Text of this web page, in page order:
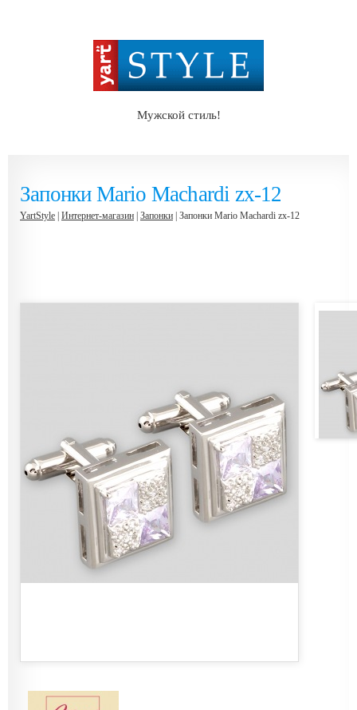
Мужской стиль!
Запонки Mario Machardi zx-12
YartStyle Интернет-магазин Запонки | Запонки Mario Machardi zx-12